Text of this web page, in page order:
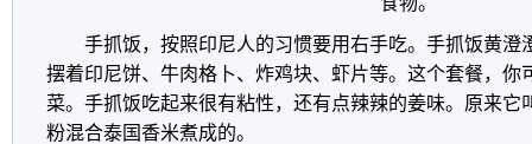
手抓饭，按照印尼人的习惯要用右手吃。手抓饭黄澄
摆着印尼饼、牛肉格卜、炸鸡块、虾片等。这个套餐，你
菜。手抓饭吃起来很有粘性，还有点辣辣的姜味。原来它
粉混合泰国香米煮成的。